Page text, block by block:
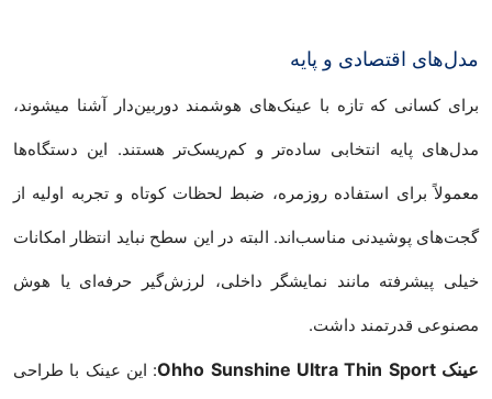
مدل‌های اقتصادی و پایه
برای کسانی که تازه با عینک‌های هوشمند دوربین‌دار آشنا میشوند،
مدل‌های پایه انتخابی ساده‌تر و کم‌ریسک‌تر هستند. این دستگاه‌ها
معمولاً برای استفاده روزمره، ضبط لحظات کوتاه و تجربه اولیه از
گجت‌های پوشیدنی مناسب‌اند. البته در این سطح نباید انتظار امکانات
خیلی پیشرفته مانند نمایشگر داخلی، لرزش‌گیر حرفه‌ای یا هوش
مصنوعی قدرتمند داشت.
عینک Ohho Sunshine Ultra Thin Sport : این عینک با طراحی